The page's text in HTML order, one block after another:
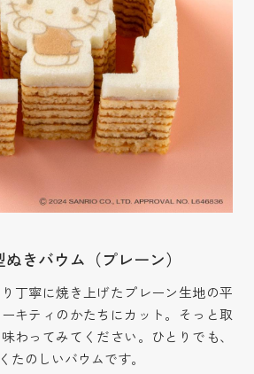
きバウム（プレーン）
丁寧に焼き上げたプレーン生地の平
キティのかたちにカット。そっと取
わってみてください。ひとりでも、
たのしいバウムです。